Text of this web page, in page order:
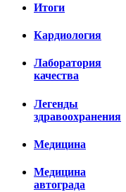
Итоги
Кардиология
Лаборатория
качества
Легенды
здравоохранения
Медицина
Медицина
автограда